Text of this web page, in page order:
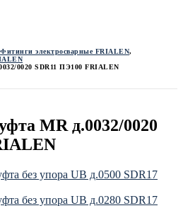
Фитинги электросварные FRIALEN,
0020 SDR11 ПЭ100 FRIALEN
MR д.0032/0020
без упора UB д.0500 SDR17
без упора UB д.0280 SDR17